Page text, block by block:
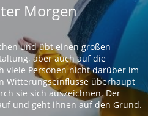
Morgen
und übt einen großen
aber auch auf die
viele Personen nicht darüber im
Witterungseinflüsse überhaupt
sie sich auszeichnen. Der
und geht ihnen auf den Grund.